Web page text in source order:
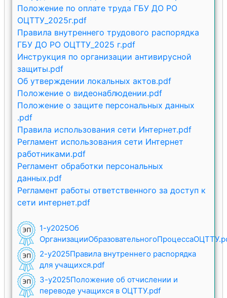
Положение по оплате труда ГБУ ДО РО
ОЦТТУ_2025г.pdf
Правила внутреннего трудового распорядка
ГБУ ДО РО ОЦТТУ_2025 г.pdf
Инструкция по организации антивирусной
защиты.pdf
Об утверждении локальных актов.pdf
Положение о видеонаблюдении.pdf
Положение о защите персональных данных
.pdf
Правила использования сети Интернет.pdf
Регламент использования сети Интернет
работниками.pdf
Регламент обработки персональных
данных.pdf
Регламент работы ответственного за доступ к
сети интернет.pdf
1-у2025Об
2-у2025Правила внутреннего распорядка
для учащихся.pdf
3-у2025Положение об отчислении и
переводе учащихся в ОЦТТУ.pdf